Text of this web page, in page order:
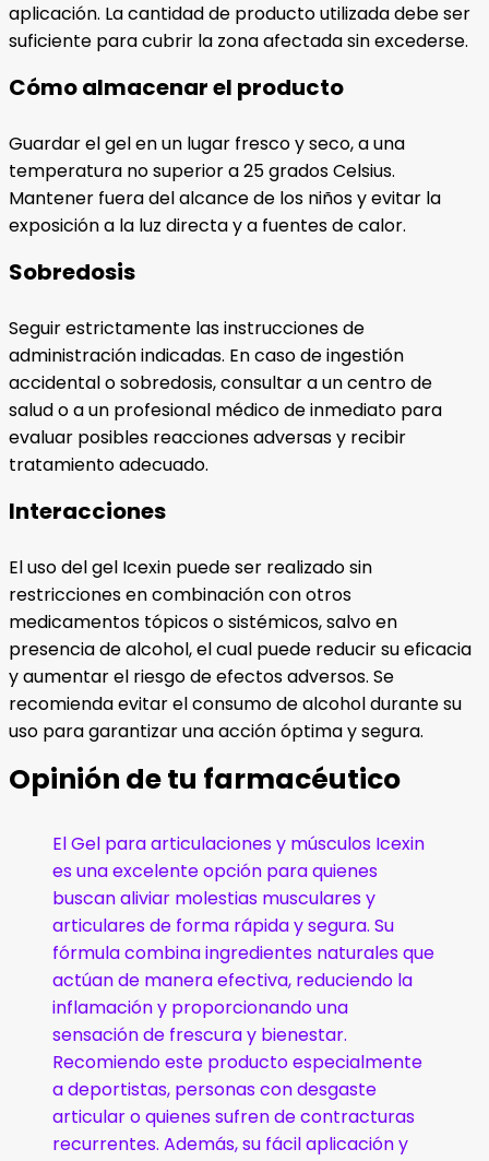
aplicación. La cantidad de producto utilizada debe ser
suficiente para cubrir la zona afectada sin excederse.
Cómo almacenar el producto
Guardar el gel en un lugar fresco y seco, a una
temperatura no superior a 25 grados Celsius.
Mantener fuera del alcance de los niños y evitar la
exposición a la luz directa y a fuentes de calor.
Sobredosis
Seguir estrictamente las instrucciones de
administración indicadas. En caso de ingestión
accidental o sobredosis, consultar a un centro de
salud o a un profesional médico de inmediato para
evaluar posibles reacciones adversas y recibir
tratamiento adecuado.
Interacciones
El uso del gel Icexin puede ser realizado sin
restricciones en combinación con otros
medicamentos tópicos o sistémicos, salvo en
presencia de alcohol, el cual puede reducir su eficacia
y aumentar el riesgo de efectos adversos. Se
recomienda evitar el consumo de alcohol durante su
uso para garantizar una acción óptima y segura.
Opinión de tu farmacéutico
El Gel para articulaciones y músculos Icexin
es una excelente opción para quienes
buscan aliviar molestias musculares y
articulares de forma rápida y segura. Su
fórmula combina ingredientes naturales que
actúan de manera efectiva, reduciendo la
inflamación y proporcionando una
sensación de frescura y bienestar.
Recomiendo este producto especialmente
a deportistas, personas con desgaste
articular o quienes sufren de contracturas
recurrentes. Además, su fácil aplicación y